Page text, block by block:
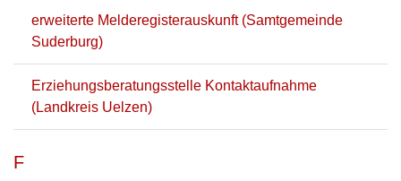
erweiterte Melderegisterauskunft (Samtgemeinde
Suderburg)
Erziehungsberatungsstelle Kontaktaufnahme
(Landkreis Uelzen)
F